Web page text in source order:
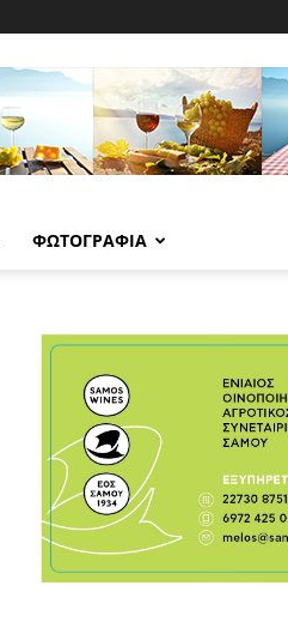
ΦΩΤΟΓΡΑΦΙΑ